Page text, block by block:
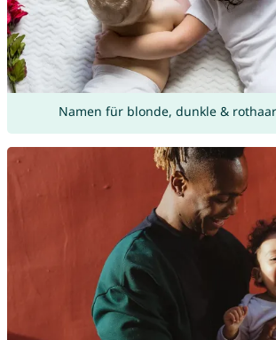
Namen für blonde, dunkle &